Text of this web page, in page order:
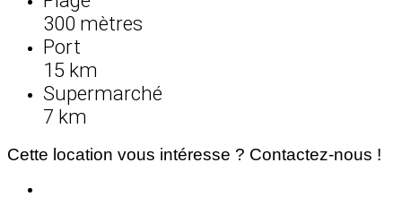
300 mètres
Port
15 km
Supermarché
7 km
Cette location vous intéresse ? Contactez-nous !